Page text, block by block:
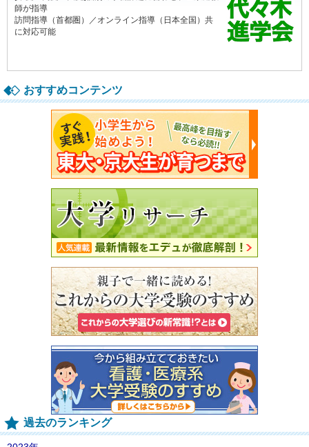
おすすめコンテンツ
過去のランキング